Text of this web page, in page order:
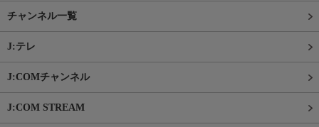
チャンネル一覧
J:テレ
J:COMチャンネル
J:COM STREAM